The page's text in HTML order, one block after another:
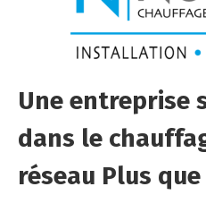
Une entreprise
dans le
réseau Plus